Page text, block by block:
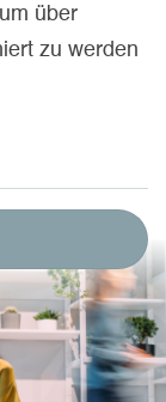
über
zu werden